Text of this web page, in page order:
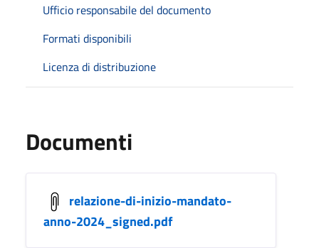
Ufficio responsabile del documento
Formati disponibili
Licenza di distribuzione
Documenti
relazione-di-inizio-mandato-
anno-2024_signed.pdf